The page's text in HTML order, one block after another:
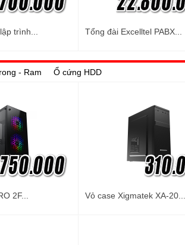
trình... Tổng đài Excelltel PABX...
- Ram Ổ cứng HDD
2F... Vỏ case Xigmatek XA-20...